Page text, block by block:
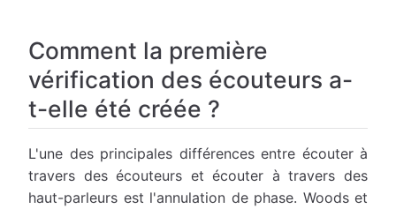
Comment la première
vérification des écouteurs a-
t-elle été créée ?
L'une des principales différences entre écouter à
travers des écouteurs et écouter à travers des
haut-parleurs est l'annulation de phase. Woods et